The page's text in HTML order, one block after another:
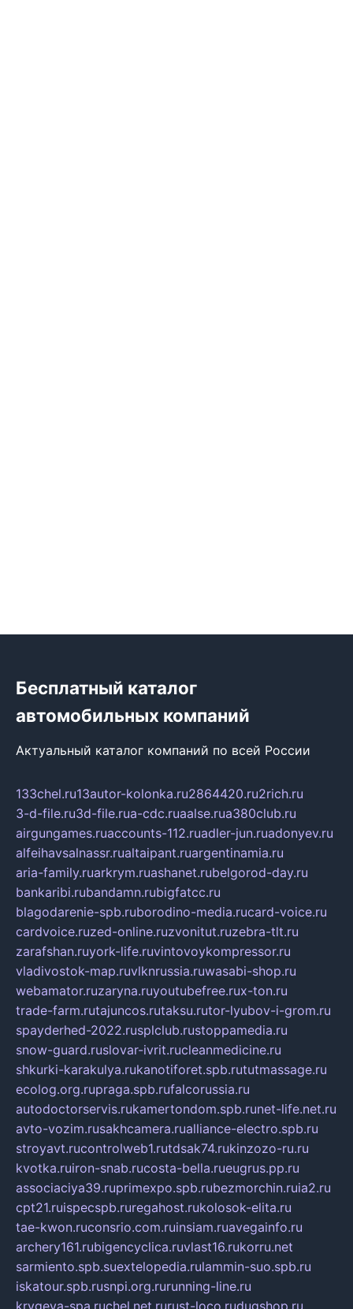
Бесплатный каталог
автомобильных компаний
Актуальный каталог компаний по всей России
133chel.ru13autor-kolonka.ru2864420.ru2rich.ru
3-d-file.ru3d-file.rua-cdc.ruaalse.rua380club.ru
airgungames.ruaccounts-112.ruadler-jun.ruadonyev.ru
alfeihavsalnassr.rualtaipant.ruargentinamia.ru
aria-family.ruarkrym.ruashanet.rubelgorod-day.ru
bankaribi.rubandamn.rubigfatcc.ru
blagodarenie-spb.ruborodino-media.rucard-voice.ru
cardvoice.ruzed-online.ruzvonitut.ruzebra-tlt.ru
zarafshan.ruyork-life.ruvintovoykompressor.ru
vladivostok-map.ruvlknrussia.ruwasabi-shop.ru
webamator.ruzaryna.ruyoutubefree.rux-ton.ru
trade-farm.rutajuncos.rutaksu.rutor-lyubov-i-grom.ru
spayderhed-2022.rusplclub.rustoppamedia.ru
snow-guard.ruslovar-ivrit.rucleanmedicine.ru
shkurki-karakulya.rukanotiforet.spb.rututmassage.ru
ecolog.org.rupraga.spb.rufalcorussia.ru
autodoctorservis.rukamertondom.spb.runet-life.net.ru
avto-vozim.rusakhcamera.rualliance-electro.spb.ru
stroyavt.rucontrolweb1.rutdsak74.rukinzozo-ru.ru
kvotka.ruiron-snab.rucosta-bella.rueugrus.pp.ru
associaciya39.ruprimexpo.spb.rubezmorchin.ruia2.ru
cpt21.ruispecspb.ruregahost.rukolosok-elita.ru
tae-kwon.ruconsrio.com.ruinsiam.ruavegainfo.ru
archery161.rubigencyclica.ruvlast16.rukorru.net
sarmiento.spb.suextelopedia.rulammin-suo.spb.ru
iskatour.spb.rusnpi.org.rurunning-line.ru
krygeva-spa.ruchel.net.rurust-loco.rudugshop.ru